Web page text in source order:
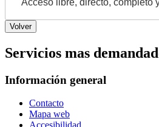
Servicios mas
Información general
Contacto
Mapa web